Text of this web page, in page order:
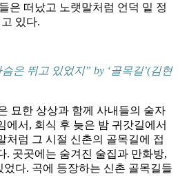
은 떠났고 노랫말처럼 언덕 밑 정
있다.
은 뛰고 있었지” by ‘골목길’(김현
묘한 상상과 함께 사내들의 술자
에서, 회식 후 늦은 밤 귀갓길에서
처럼 그 시절 신촌의 골목길에 접
. 곳곳에는 숨겨진 술집과 만화방,
다. 곡에 등장하는 신촌 골목길들